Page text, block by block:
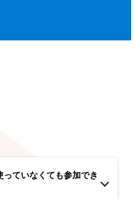
ていなくても参加でき